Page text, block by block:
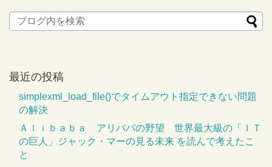
最近の投稿
simplexml_load_file()でタイムアウト指定できない問題
の解決
Ａｌｉｂａｂａ アリババの野望 世界最大級の「ＩＴ
の巨人」ジャック・マーの見る未来 を読んで考えたこ
と